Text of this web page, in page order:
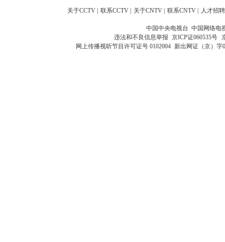
关于CCTV | 联系CCTV | 关于CNTV | 联系CNTV | 人才招聘
中国中央电视台 中国网络电
违法和不良信息举报 京ICP证060535号
网上传播视听节目许可证号 0102004 新出网证（京）